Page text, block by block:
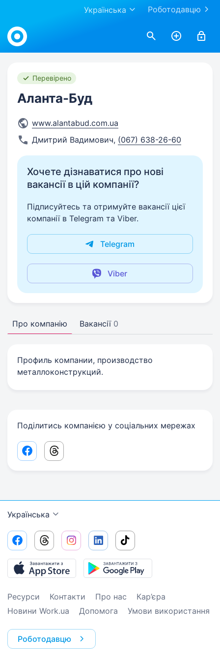
Роботодавцю
Українська
Work.ua
Перевірено
Аланта-Буд
www.alantabud.com.ua
Дмитрий Вадимович, (067) 638-26-60
Хочете дізнаватися про нові
вакансії в цій компанії?
Підписуйтесь та отримуйте вакансії цієї
компанії в Telegram та Viber.
Telegram
Viber
Про компанію Вакансії 0
Профиль компании, производство
металлоконструкций.
Поділитись компанією у соціальних мережах
Facebook share link
Threads share link
Українська
Ресурси Контакти Про нас
Кар’єра
Новини Work.ua
Допомога Умови використання
Роботодавцю